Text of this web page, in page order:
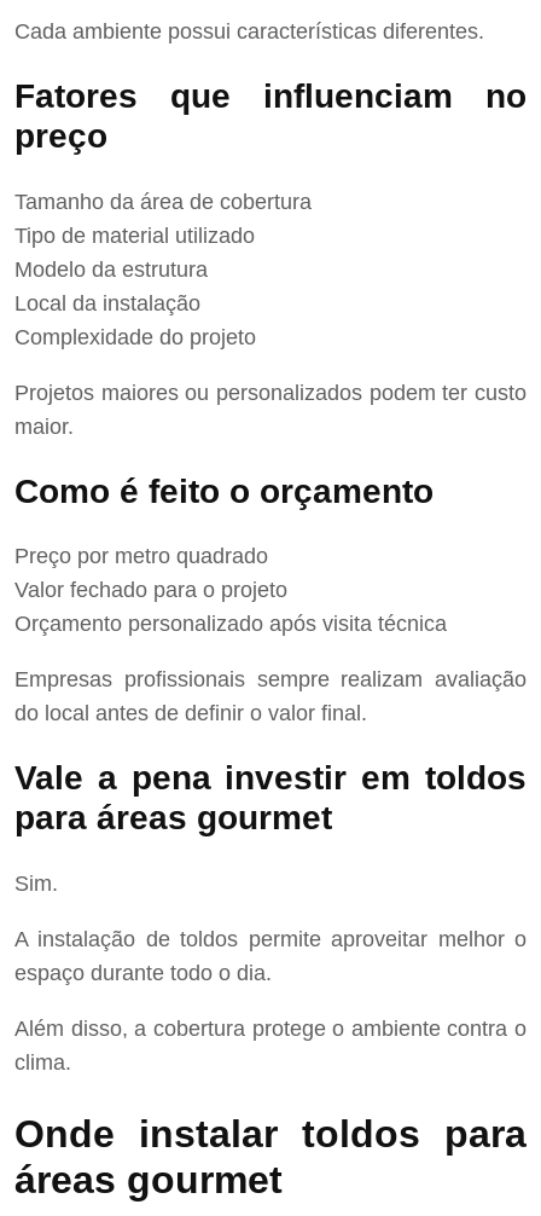
Cada ambiente possui características diferentes.
Fatores que influenciam no
preço
Tamanho da área de cobertura
Tipo de material utilizado
Modelo da estrutura
Local da instalação
Complexidade do projeto
Projetos maiores ou personalizados podem ter custo
maior.
Como é feito o orçamento
Preço por metro quadrado
Valor fechado para o projeto
Orçamento personalizado após visita técnica
Empresas profissionais sempre realizam avaliação
do local antes de definir o valor final.
Vale a pena investir em toldos
para áreas gourmet
Sim.
A instalação de toldos permite aproveitar melhor o
espaço durante todo o dia.
Além disso, a cobertura protege o ambiente contra o
clima.
Onde instalar toldos para
áreas gourmet